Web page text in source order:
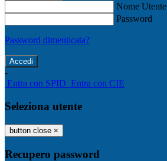
Nome Utente
Password
Password dimenticata?
-
Entra con SPID Entra con CIE
Seleziona utente
button close ×
Recupero password